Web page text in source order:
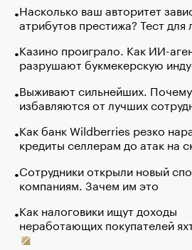
Насколько ваш авторитет
атрибутов престижа? Тест для
Казино проиграло. Как ИИ-
разрушают букмекерскую
Выживают сильнейших.
избавляются от лучших
Как банк Wildberries резко
кредиты селлерам до атак на
Сотрудники открыли новый
компаниям. Зачем им это
Как налоговики ищут доходы
неработающих покупателей